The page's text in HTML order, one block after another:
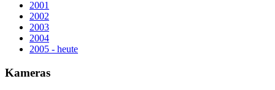
2001
2002
2003
2004
2005 - heute
Kameras